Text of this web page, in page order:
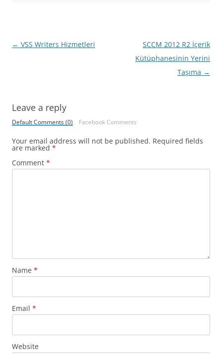
Post
← VSS Writers Hizmetleri
SCCM 2012 R2 İçerik
Kütüphanesinin Yerini
Taşıma →
Leave a reply
Default Comments (0) Facebook Comments
Your email address will not be published. Required fields
are marked *
Comment *
Name *
Email *
Website